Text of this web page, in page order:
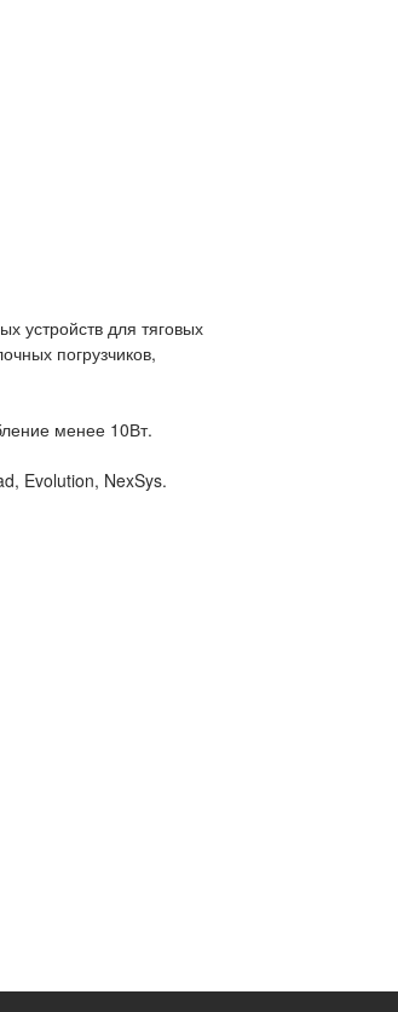
устройств для тяговых
погрузчиков,
менее 10Вт.
Evolution, NexSys.